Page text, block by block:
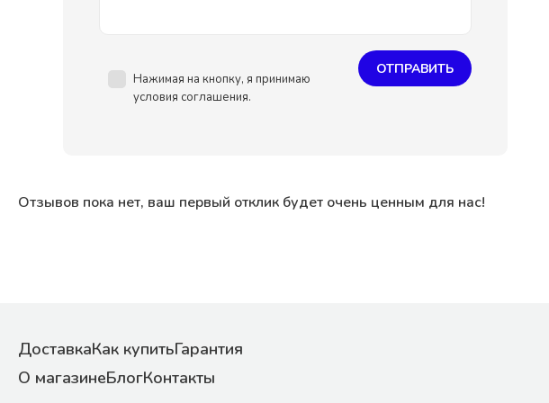
Нажимая на кнопку, я принимаю
условия соглашения.
ОТПРАВИТЬ
Отзывов пока нет, ваш первый отклик будет очень ценным для нас!
ДоставкаКак купитьГарантия
О магазинеБлогКонтакты